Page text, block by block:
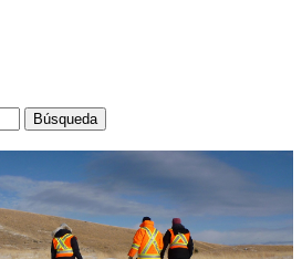
Búsqueda